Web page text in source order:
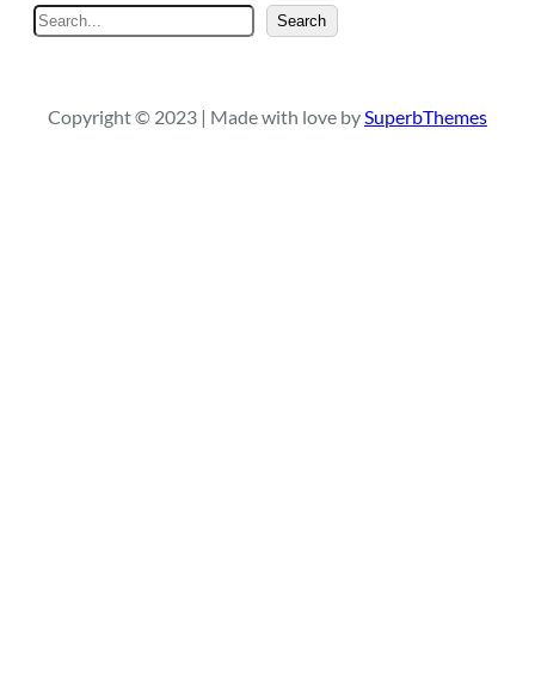
e
c
Search
Copyright © 2023 | Made with love bySuperbThemes